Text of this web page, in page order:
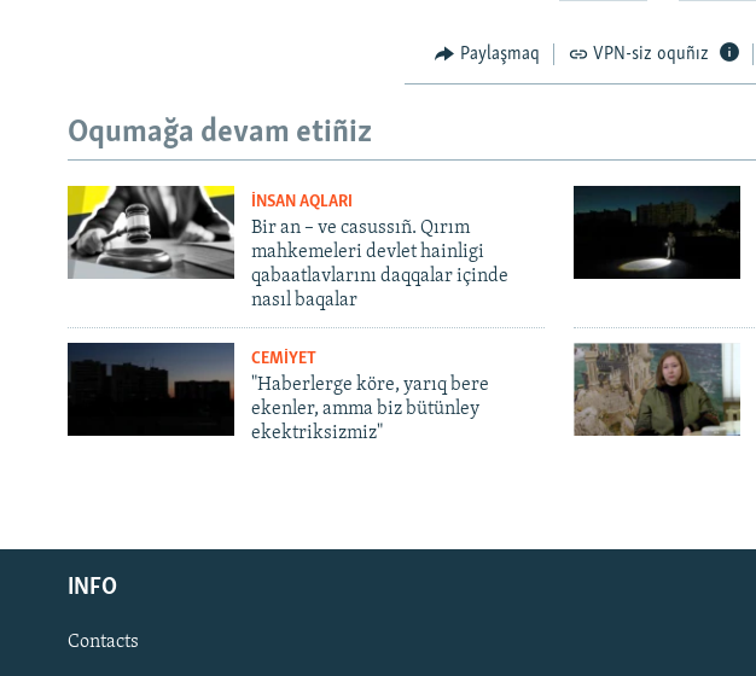
Русский
Українською
QOŞULIÑIZ!
Paylaşmaq VPN-siz oquñız
Oqumağa devam etiñiz
İNSAN AQLARI
Bir an – ve casussıñ. Qırım
mahkemeleri devlet hainligi
qabaatlavlarını daqqalar içinde
nasıl baqalar
CEMİYET
"Haberlerge köre, yarıq bere
ekenler, amma biz bütünley
ekektriksizmiz"
INFO
Contacts